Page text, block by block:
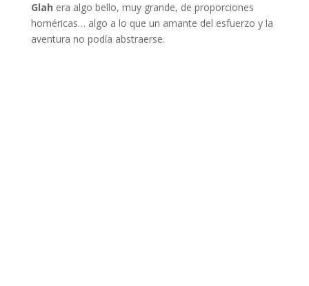
Glah era algo bello, muy grande, de proporciones
homéricas… algo a lo que un amante del esfuerzo y la
aventura no podía abstraerse.